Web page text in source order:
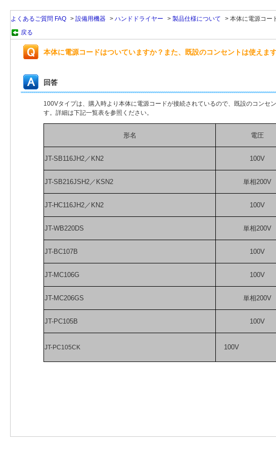
よくあるご質問 FAQ > 設備用機器 > ハンドドライヤー > 製品仕様について > 本体に電源コー
戻る
本体に電源コードはついていますか？また、既設のコンセントは使えま
回答
100Vタイプは、購入時より本体に電源コードが接続されているので、既設のコン
す。詳細は下記一覧表を参照ください。
形名 電圧
JT-SB116JH2／KN2 100V
JT-SB216JSH2／KSN2 単相200V
JT-HC116JH2／KN2 100V
JT-WB220DS 単相200V
JT-BC107B 100V
JT-MC106G 100V
JT-MC206GS 単相200V
JT-PC105B 100V
JT-PC105CK 100V